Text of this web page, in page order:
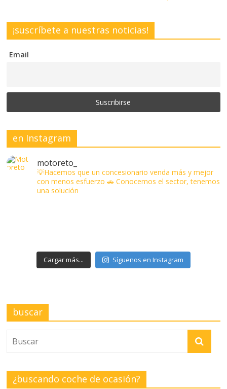
¡suscríbete a nuestras noticias!
Email
en Instagram
motoreto_
💡Hacemos que un concesionario venda más y mejor
con menos esfuerzo 🚗 Conocemos el sector, tenemos
una solución
Cargar más... Síguenos en Instagram
buscar
¿buscando coche de ocasión?